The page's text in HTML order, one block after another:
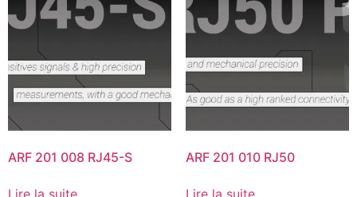
ARF 201 008 RJ45-S ARF 201 010 RJ50